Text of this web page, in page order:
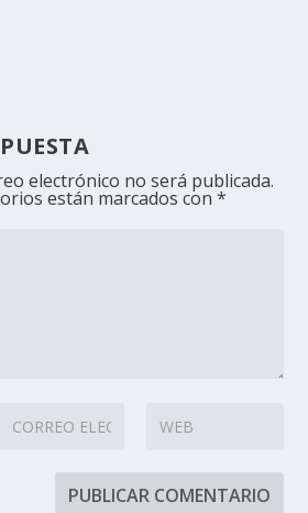
electrónico no será publicada.
están marcados con*